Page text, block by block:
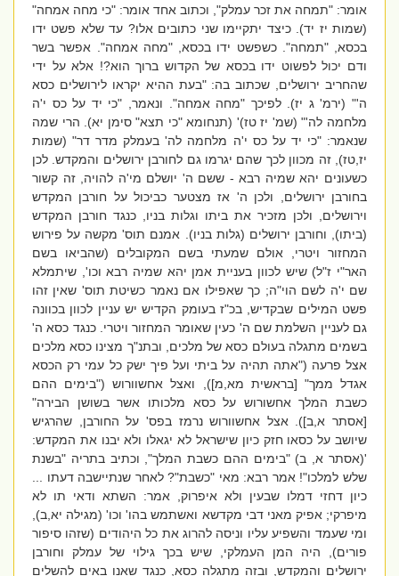
אומר: "תמחה את זכר עמלק", וכתוב אחד אומר: "כי מחה אמחה"
(שמות יז יד). כיצד יתקיימו שני כתובים אלו? עד שלא פשט ידו
בכסא, "תמחה". כשפשט ידו בכסא, "מחה אמחה". אפשר בשר
ודם יכול לפשוט ידו בכסא של הקדוש ברוך הוא?! אלא על ידי
שהחריב ירושלים, שכתוב בה: "בעת ההיא יקראו לירושלים כסא
ה'" (ירמ' ג יז). לפיכך "מחה אמחה". ונאמר, "כי יד על כס י'ה
מלחמה לה'" (שמ' יז טז)' (תנחומא "כי תצא" סימן יא). הרי שמה
שנאמר: "כי יד על כס י'ה מלחמה לה' בעמלק מדר דר" (שמות
יז,טז), זה מכוון לכך שהם יגרמו גם לחורבן ירושלים והמקדש. לכן
כשעונים יהא שמיה רבא - ששם ה' יושלם מי'ה להויה, זה קשור
בחורבן ירושלים, ולכן ה' אז מצטער כביכול על חורבן המקדש
וירושלים, ולכן מזכיר את ביתו וגלות בניו, כנגד חורבן המקדש
(ביתו), וחורבן ירושלים (גלות בניו). אמנם תוס' מקשה על פירוש
המחזור ויטרי, אולם שמעתי בשם המקובלים (שהביאו בשם
האר"י ז"ל) שיש לכוון בעניית אמן יהא שמיה רבא וכו', שיתמלא
שם י'ה לשם הוי"ה; כך שאפילו אם נאמר כשיטת תוס' שאין זהו
פשט המילים שבקדיש, בכ"ז בעומק הקדיש יש עניין לכוון בכוונה
גם לעניין השלמת שם ה' כעין שאומר המחזור ויטרי. כנגד כסא ה'
בשמים מתגלה בעולם כסא של מלכים, ובתנ"ך מצינו כסא מלכים
אצל פרעה ("אתה תהיה על ביתי ועל פיך ישק כל עמי רק הכסא
אגדל ממך" [בראשית מא,מ]), ואצל אחשוורוש ("בימים ההם
כשבת המלך אחשורוש על כסא מלכותו אשר בשושן הבירה"
[אסתר א,ב]). אצל אחשוורוש נרמז בפס' על החורבן, שהרגיש
שיושב על כסאו חזק כיון שישראל לא יגאלו ולא יבנו את המקדש:
'(אסתר א, ב) "בימים ההם כשבת המלך", וכתיב בתריה "בשנת
שלש למלכו"! אמר רבא: מאי "כשבת"? לאחר שנתיישבה דעתו ...
כיון דחזי דמלו שבעין ולא איפרוק, אמר: השתא ודאי תו לא
מיפרקי; אפיק מאני דבי מקדשא ואשתמש בהו' וכו' (מגילה יא,ב),
ומי שעמד והשפיע עליו וניסה להרוג את כל היהודים (שזהו סיפור
פורים), היה המן העמלקי, שיש בכך גילוי של עמלק וחורבן
ירושלים והמקדש, ובזה מתגלה כסא, כנגד שאנו באים להשלים